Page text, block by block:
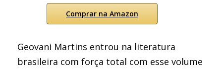
Comprar na Amazon
Geovani Martins entrou na literatura
brasileira com força total com esse volume